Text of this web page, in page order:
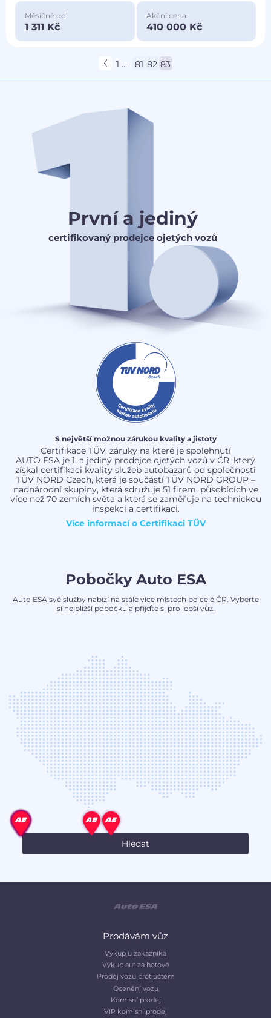
Měsíčně od
1 311 Kč
Akční cena
410 000 Kč
1 ... 81 82 83
První a jediný
certifikovaný prodejce ojetých vozů
S největší možnou zárukou kvality a jistoty
Certifikace TÜV, záruky na které je spolehnutí
AUTO ESA je 1. a jediný prodejce ojetých vozů v ČR, který
získal certifikaci kvality služeb autobazarů od společnosti
TÜV NORD Czech, která je součástí TÜV NORD GROUP –
nadnárodní skupiny, která sdružuje 51 firem, působících ve
více než 70 zemích světa a která se zaměřuje na technickou
inspekci a certifikaci.
Více informací o Certifikaci TÜV
Pobočky Auto ESA
Auto ESA své služby nabízí na stále více místech po celé ČR. Vyberte
si nejbližší pobočku a přijďte si pro lepší vůz.
Prodávám vůz
Vykup u zakaznika
Výkup aut za hotové
Prodej vozu protiúčtem
Ocenění vozu
Komisní prodej
VIP komisní prodej